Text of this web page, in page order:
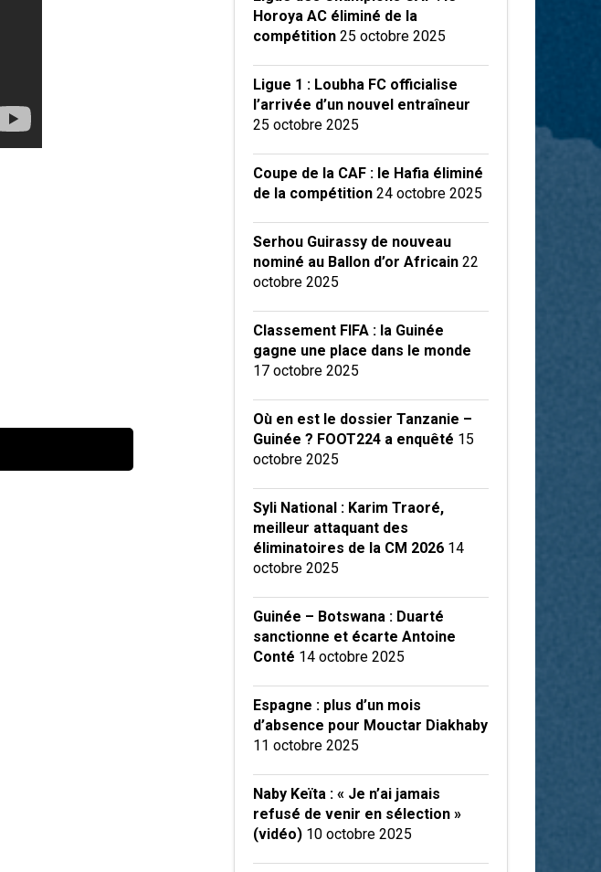
Horoya AC éliminé de la
compétition 25 octobre 2025
Ligue 1 : Loubha FC officialise
l’arrivée d’un nouvel entraîneur
25 octobre 2025
Coupe de la CAF : le Hafia éliminé
de la compétition 24 octobre 2025
Serhou Guirassy de nouveau
nominé au Ballon d’or Africain 22
octobre 2025
Classement FIFA : la Guinée
gagne une place dans le monde
17 octobre 2025
Où en est le dossier Tanzanie –
Guinée ? FOOT224 a enquêté 15
octobre 2025
Syli National : Karim Traoré,
meilleur attaquant des
éliminatoires de la CM 2026 14
octobre 2025
Guinée – Botswana : Duarté
sanctionne et écarte Antoine
Conté 14 octobre 2025
Espagne : plus d’un mois
d’absence pour Mouctar Diakhaby
11 octobre 2025
Naby Keïta : « Je n’ai jamais
refusé de venir en sélection »
(vidéo) 10 octobre 2025